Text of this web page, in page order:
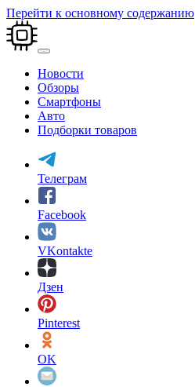
Перейти к основному содержанию
Новости
Обзоры
Смартфоны
Авто
Подборки товаров
Телеграм
Facebook
VKontakte
Дзен
Pinterest
OK